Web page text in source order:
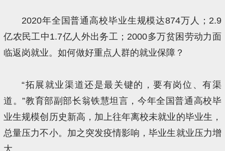
2020年全国普通高校毕业生规模达874万人；2.9
亿农民工中1.7亿人外出务工；2000多万贫困劳动力面
临返岗就业。如何做好重点人群的就业保障？
“拓展就业渠道还是最关键的，要有岗位、有渠
道。”教育部副部长翁铁慧坦言，今年全国普通高校毕
业生规模创历史新高，加上往年离校未就业的毕业生，
总量压力不小。加之突发疫情影响，毕业生就业压力增
大。